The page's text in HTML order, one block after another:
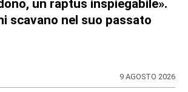
a Lanzo, parla l’investitore:
un raptus inspiegabile».
scavano nel suo passato